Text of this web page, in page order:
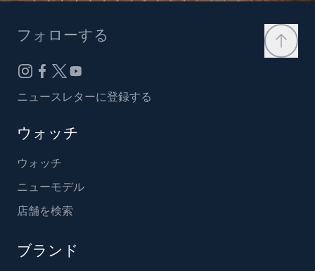
フォローする
ニュースレターに登録する
ウォッチ
ウォッチ
ニューモデル
店舗を検索
ブランド